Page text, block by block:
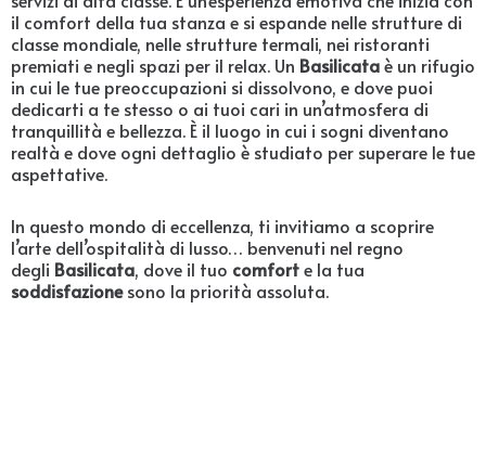
il comfort della tua stanza e si espande nelle strutture di
classe mondiale, nelle strutture termali, nei ristoranti
premiati e negli spazi per il relax. Un Basilicataè un rifugio
in cui le tue preoccupazioni si dissolvono, e dove puoi
dedicarti a te stesso o ai tuoi cari in un’atmosfera di
tranquillità e bellezza. È il luogo in cui i sogni diventano
realtà e dove ogni dettaglio è studiato per superare le tue
aspettative.
In questo mondo di eccellenza, ti invitiamo a scoprire
l’arte dell’ospitalità di lusso… benvenuti nel regno
degli Basilicata, dove il tuo comforte la tua
soddisfazionesono la priorità assoluta.